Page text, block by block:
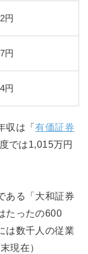
円
円
円
収は「有価証券
では1,015万円
ある「大和証券
たったの600
は数千人の従業
現在）